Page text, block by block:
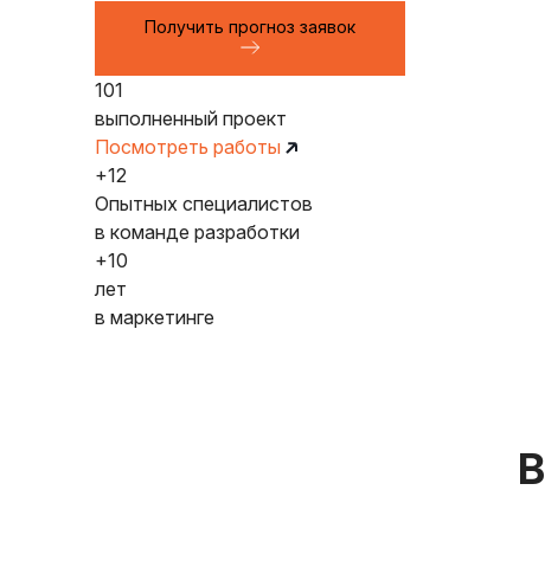
Получить прогноз заявок
101
выполненный проект
Посмотреть работы
+12
Опытных специалистов
в команде разработки
+10
лет
в маркетинге